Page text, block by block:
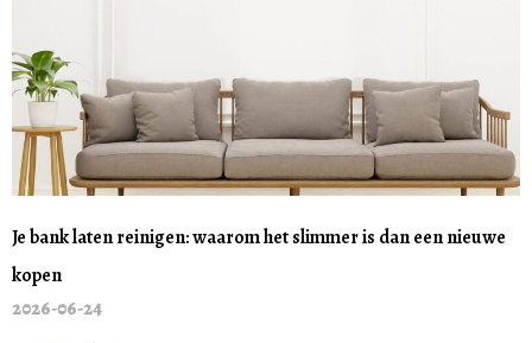
Je bank laten reinigen: waarom het slimmer is dan een nieuwe
kopen
2026-06-24